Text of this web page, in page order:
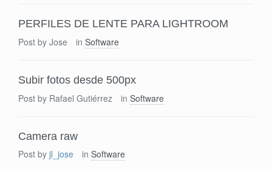
PERFILES DE LENTE PARA LIGHTROOM
Post by Jose in Software
Subir fotos desde 500px
Post by Rafael Gutiérrez in Software
Camera raw
Post by jl_jose in Software